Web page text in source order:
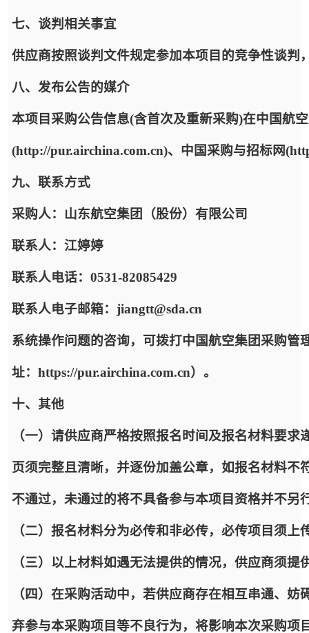
七、谈判相关事宜
供应商按照谈判文件规定参加本项目的竞争性谈判
八、发布公告的媒介
本项目采购公告信息(含首次及重新采购)在中国航
(http://pur.airchina.com.cn)、中国采购与招标网
九、联系方式
采购人：山东航空集团（股份）有限公司
联系人：江婷婷
联系人电话：0531-82085429
联系人电子邮箱：jiangtt@sda.cn
系统操作问题的咨询，可拨打中国航空集团采购
址：https://pur.airchina.com.cn）。
十、其他
（一）请供应商严格按照报名时间及报名材料要
页须完整且清晰，并逐份加盖公章，如报名材料
不通过，未通过的将不具备参与本项目资格并不另
（二）报名材料分为必传和非必传，必传项目须上
（三）以上材料如遇无法提供的情况，供应商须
（四）在采购活动中，若供应商存在相互串通、
弃参与本采购项目等不良行为，将影响本次采购